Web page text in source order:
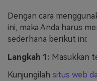
Dengan cara
ini, maka Anda harus
sederhana berikut ini:
Langkah 1: Masukkan
Kunjungilah situs web